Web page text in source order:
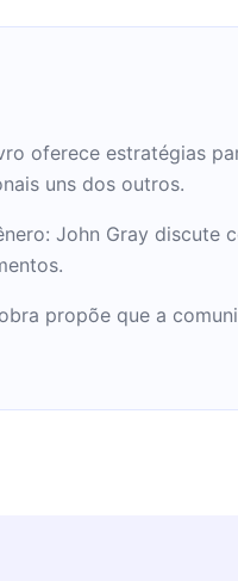
oferece estratégias
uns dos outros.
John Gray
propõe que a